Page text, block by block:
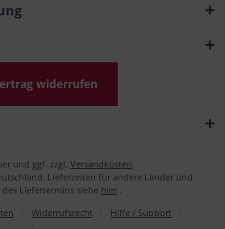
widerrufen
und ggf. zzgl. Versandkosten
Lieferzeiten für andere Länder und
Liefertermins siehe hier
Widerrufsrecht
Hilfe / Support